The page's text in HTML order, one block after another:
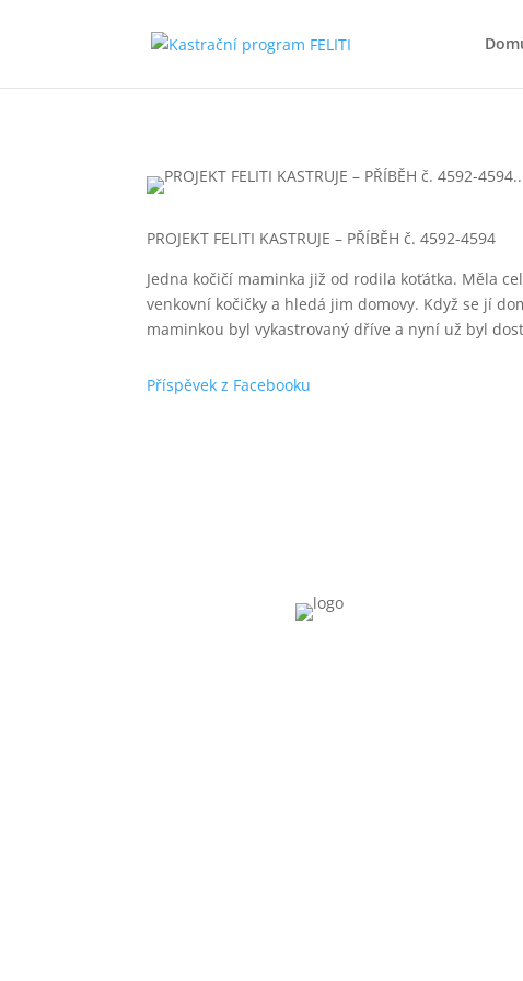
PROJEKT FELITI KASTRUJE – PŘÍBĚH č. 4592-4594
Jedna kočičí maminka již od rodila koťátka. Měla
venkovní kočičky a hledá jim domovy. Když se jí
maminkou byl vykastrovaný dříve a nyní už byl
Příspěvek z Facebooku